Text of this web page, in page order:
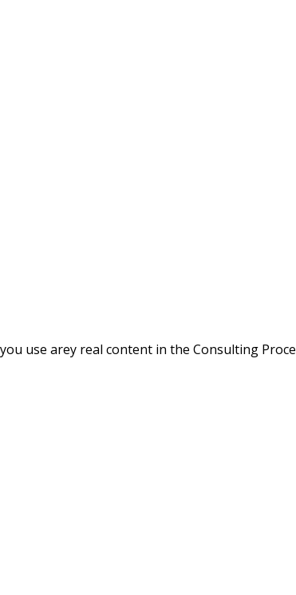
use arey real content in the Consulting